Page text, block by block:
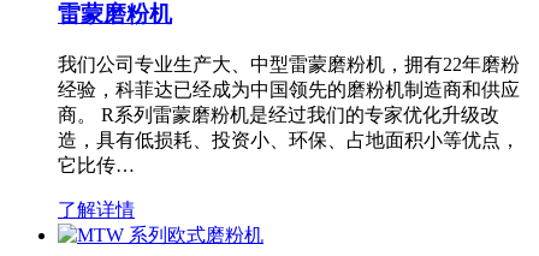
雷蒙磨粉机
我们公司专业生产大、中型雷蒙磨粉机，拥有22年磨粉
经验，科菲达已经成为中国领先的磨粉机制造商和供应
商。 R系列雷蒙磨粉机是经过我们的专家优化升级改
造，具有低损耗、投资小、环保、占地面积小等优点，
它比传…
了解详情